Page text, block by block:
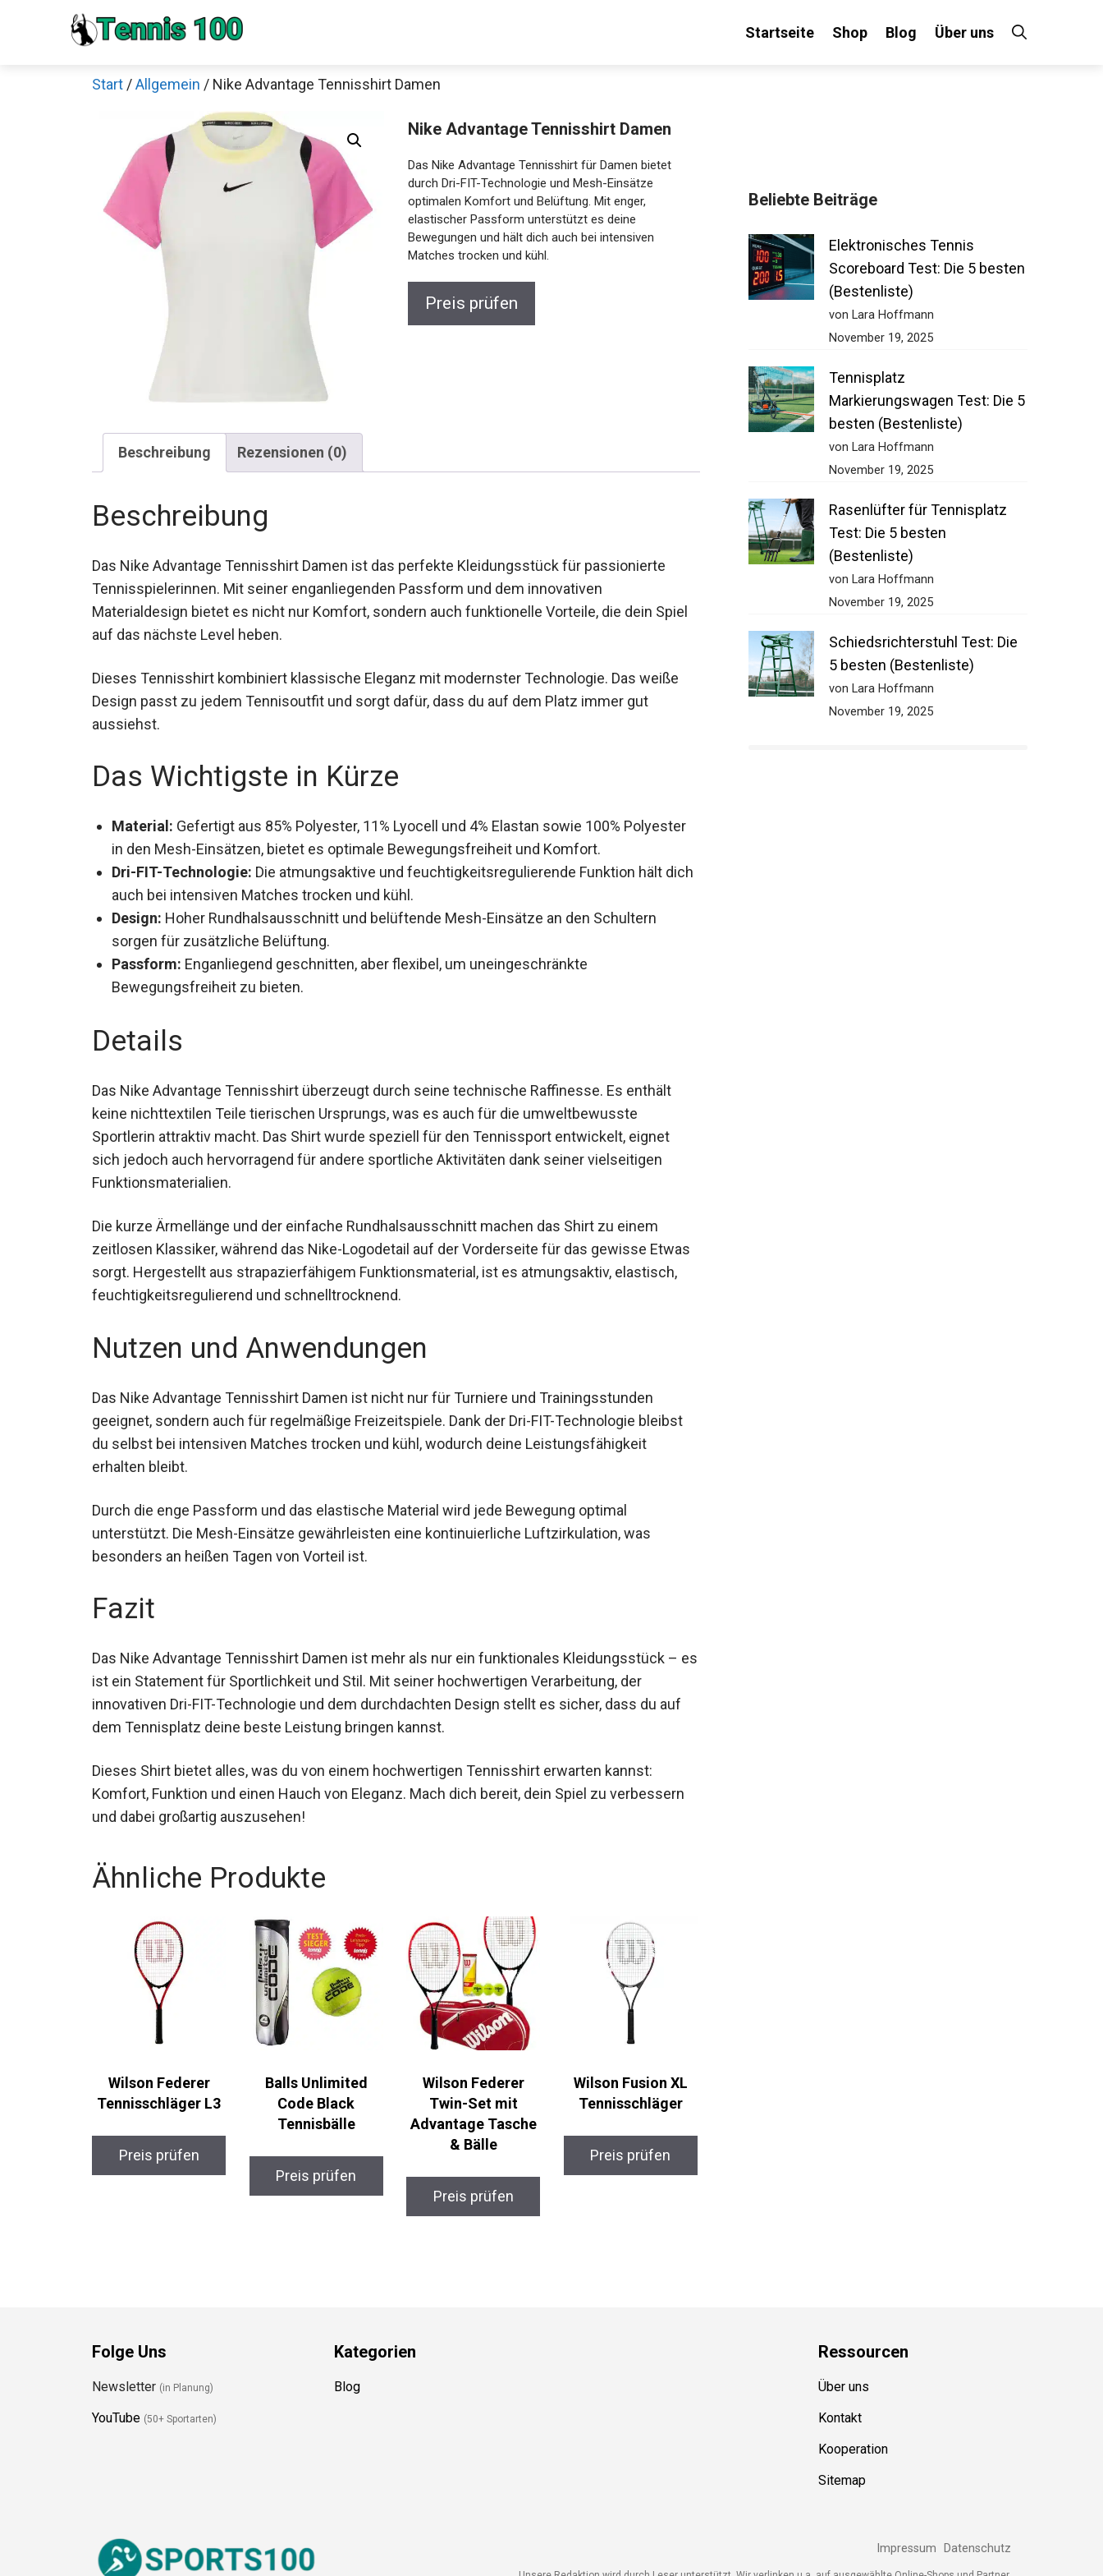
Startseite Shop Blog Über uns
Start /Allgemein / Nike Advantage Tennisshirt Damen
Nike Advantage Tennisshirt Damen
Das Nike Advantage Tennisshirt für Damen bietet
durch Dri-FIT-Technologie und Mesh-Einsätze
optimalen Komfort und Belüftung. Mit enger,
elastischer Passform unterstützt es deine
Bewegungen und hält dich auch bei intensiven
Matches trocken und kühl.
Preis prüfen
Beschreibung Rezensionen (0)
Beschreibung
Das Nike Advantage Tennisshirt Damen ist das perfekte Kleidungsstück für passionierte
Tennisspielerinnen. Mit seiner enganliegenden Passform und dem innovativen
Materialdesign bietet es nicht nur Komfort, sondern auch funktionelle Vorteile, die dein Spiel
auf das nächste Level heben.
Dieses Tennisshirt kombiniert klassische Eleganz mit modernster Technologie. Das weiße
Design passt zu jedem Tennisoutfit und sorgt dafür, dass du auf dem Platz immer gut
aussiehst.
Das Wichtigste in Kürze
Material: Gefertigt aus 85% Polyester, 11% Lyocell und 4% Elastan sowie 100% Polyester
in den Mesh-Einsätzen, bietet es optimale Bewegungsfreiheit und Komfort.
Dri-FIT-Technologie: Die atmungsaktive und feuchtigkeitsregulierende Funktion hält
dich auch bei intensiven Matches trocken und kühl.
Design: Hoher Rundhalsausschnitt und belüftende Mesh-Einsätze an den Schultern
sorgen für zusätzliche Belüftung.
Passform: Enganliegend geschnitten, aber flexibel, um uneingeschränkte
Bewegungsfreiheit zu bieten.
Details
Das Nike Advantage Tennisshirt überzeugt durch seine technische Raffinesse. Es enthält
keine nichttextilen Teile tierischen Ursprungs, was es auch für die umweltbewusste
Sportlerin attraktiv macht. Das Shirt wurde speziell für den Tennissport entwickelt, eignet
sich jedoch auch hervorragend für andere sportliche Aktivitäten dank seiner vielseitigen
Funktionsmaterialien.
Die kurze Ärmellänge und der einfache Rundhalsausschnitt machen das Shirt zu einem
zeitlosen Klassiker, während das Nike-Logodetail auf der Vorderseite für das gewisse Etwas
sorgt. Hergestellt aus strapazierfähigem Funktionsmaterial, ist es atmungsaktiv, elastisch,
feuchtigkeitsregulierend und schnelltrocknend.
Nutzen und Anwendungen
Das Nike Advantage Tennisshirt Damen ist nicht nur für Turniere und Trainingsstunden
geeignet, sondern auch für regelmäßige Freizeitspiele. Dank der Dri-FIT-Technologie bleibst
du selbst bei intensiven Matches trocken und kühl, wodurch deine Leistungsfähigkeit
erhalten bleibt.
Durch die enge Passform und das elastische Material wird jede Bewegung optimal
unterstützt. Die Mesh-Einsätze gewährleisten eine kontinuierliche Luftzirkulation, was
besonders an heißen Tagen von Vorteil ist.
Fazit
Das Nike Advantage Tennisshirt Damen ist mehr als nur ein funktionales Kleidungsstück –
es ist ein Statement für Sportlichkeit und Stil. Mit seiner hochwertigen Verarbeitung, der
innovativen Dri-FIT-Technologie und dem durchdachten Design stellt es sicher, dass du auf
dem Tennisplatz deine beste Leistung bringen kannst.
Dieses Shirt bietet alles, was du von einem hochwertigen Tennisshirt erwarten kannst:
Komfort, Funktion und einen Hauch von Eleganz. Mach dich bereit, dein Spiel zu verbessern
und dabei großartig auszusehen!
Ähnliche Produkte
Wilson Federer
Tennisschläger L3
Preis prüfen
Balls Unlimited
Code Black
Tennisbälle
Preis prüfen
Wilson Federer
Twin-Set mit
Advantage Tasche
& Bälle
Preis prüfen
Wilson Fusion XL
Tennisschläger
Preis prüfen
Beliebte Beiträge
Elektronisches Tennis
Scoreboard Test: Die 5
besten (Bestenliste)
von Lara Hoffmann
November 19, 2025
Tennisplatz
Markierungswagen Test: Die
5 besten (Bestenliste)
von Lara Hoffmann
November 19, 2025
Rasenlüfter für Tennisplatz
Test: Die 5 besten
(Bestenliste)
von Lara Hoffmann
November 19, 2025
Schiedsrichterstuhl Test: Die
5 besten (Bestenliste)
von Lara Hoffmann
November 19, 2025
Folge Uns
Newsletter(in Planung)
YouTube (50+ Sportarten)
Kategorien
Blog
Ressourcen
Über uns
Kontakt
Kooperation
Sitemap
Impressum Datenschutz
Unsere Redaktion wird durch Leser unterstützt. Wir verlinken u.a. auf ausgewählte Online-Shops und Partner,
Jetzt anschauen